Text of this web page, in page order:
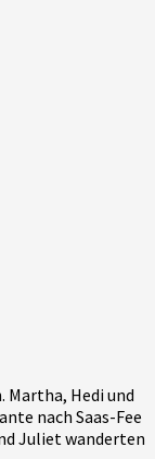
Hedi und
nach Saas-Fee
Juliet wanderten